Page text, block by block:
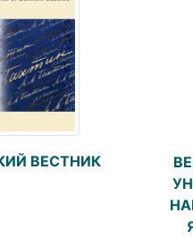
ВЕСТНИК